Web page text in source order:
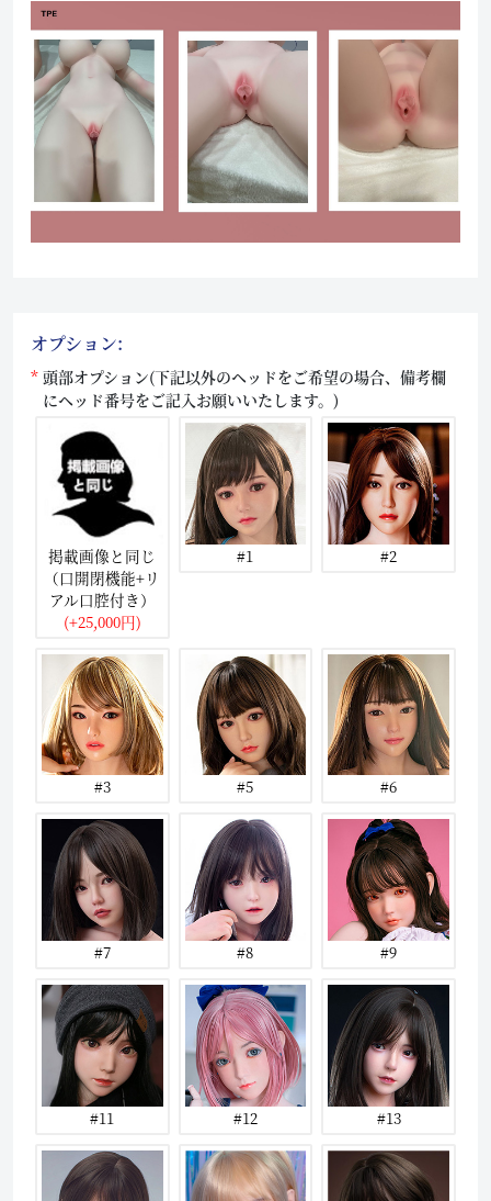
オプション:
頭部オプション(下記以外のヘッドをご希望の場合、備考欄
にヘッド番号をご記入お願いいたします。)
掲載画像と同じ
（口開閉機能+リ
アル口腔付き）
(+25,000円)
#1 #2
#3 #5 #6
#7 #8 #9
#11 #12 #13